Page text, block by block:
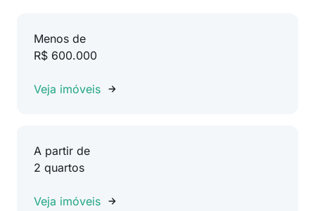
Menos de
R$ 600.000
Veja imóveis
A partir de
2 quartos
Veja imóveis